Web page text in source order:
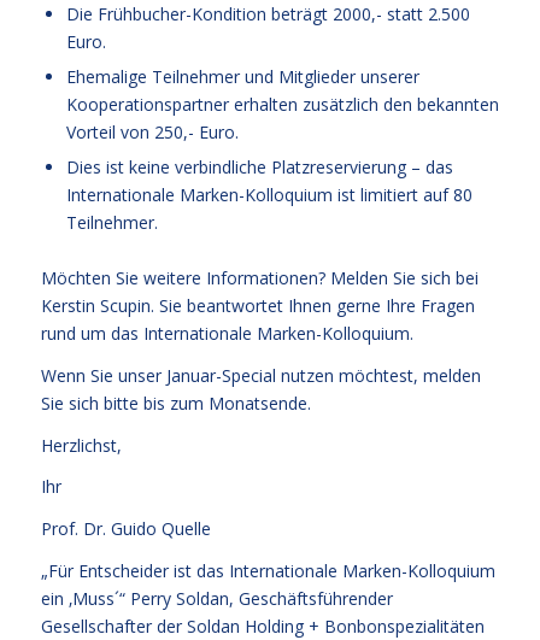
Die Frühbucher-Kondition beträgt 2000,- statt 2.500
Euro.
Ehemalige Teilnehmer und Mitglieder unserer
Kooperationspartner erhalten zusätzlich den bekannten
Vorteil von 250,- Euro.
Dies ist keine verbindliche Platzreservierung – das
Internationale Marken-Kolloquium ist limitiert auf 80
Teilnehmer.
Möchten Sie weitere Informationen? Melden Sie sich bei
Kerstin Scupin. Sie beantwortet Ihnen gerne Ihre Fragen
rund um das Internationale Marken-Kolloquium.
Wenn Sie unser Januar-Special nutzen möchtest, melden
Sie sich bitte bis zum Monatsende.
Herzlichst,
Ihr
Prof. Dr. Guido Quelle
„Für Entscheider ist das Internationale Marken-Kolloquium
ein ‚Muss´“ Perry Soldan, Geschäftsführender
Gesellschafter der Soldan Holding + Bonbonspezialitäten